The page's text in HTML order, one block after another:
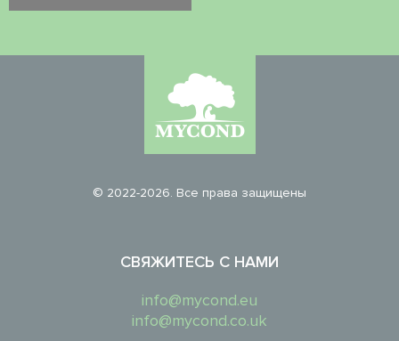
© 2022-2026. Все права защищены
СВЯЖИТЕСЬ С НАМИ
info@mycond.eu
info@mycond.co.uk